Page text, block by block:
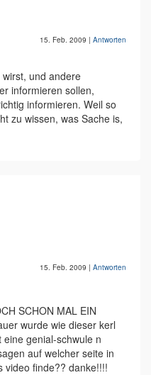
15. Feb. 2009 | Antworten
und andere
informieren sollen,
informieren. Weil so
zu wissen, was Sache is,
15. Feb. 2009 | Antworten
SCHON MAL EIN
wurde wie dieser kerl
genial-schwule n
auf welcher seite in
video finde?? danke!!!!